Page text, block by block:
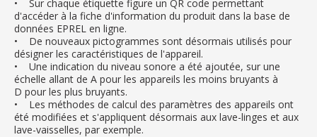
• Sur chaque étiquette figure un QR code permettant
d'accéder à la fiche d'information du produit dans la base de
données EPREL en ligne.
• De nouveaux pictogrammes sont désormais utilisés pour
désigner les caractéristiques de l'appareil.
• Une indication du niveau sonore a été ajoutée, sur une
échelle allant de A pour les appareils les moins bruyants à
D pour les plus bruyants.
• Les méthodes de calcul des paramètres des appareils ont
été modifiées et s'appliquent désormais aux lave-linges et aux
lave-vaisselles, par exemple.